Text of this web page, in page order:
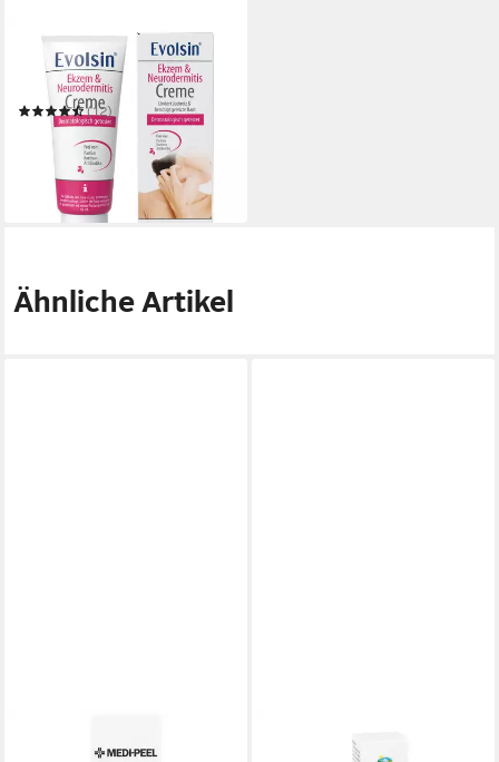
EVOLSIN
Hautcreme Ekzem &
Neurodermitis Creme - OHNE
KORTISON(12)
16,95 € UVP19,95 €
(33,90 €/ 100 ml)
in 3-4 Werktagen bei dir
Ähnliche Artikel
Körperpflegemittel MEDI-
Hautcreme Hallux-Balsam